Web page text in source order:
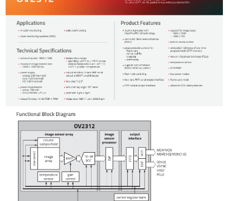
диапазон
120 dB
Область
визуализации
4857,7 мкм х 3955,9 мкм
Тип Зональный датчик изображения
Чувствительность 54 to 114 Ke-/(µW.cm-2.sec)
37.4 dB
Тактовая частота 6 to 27 MHz
Примечание
Требуемая мощность: 190 мВт, ток
отключения: 25 мкА